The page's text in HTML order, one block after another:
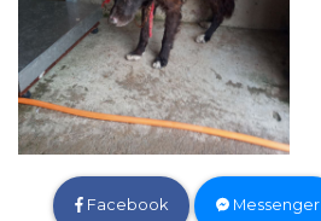
Facebook Messenger